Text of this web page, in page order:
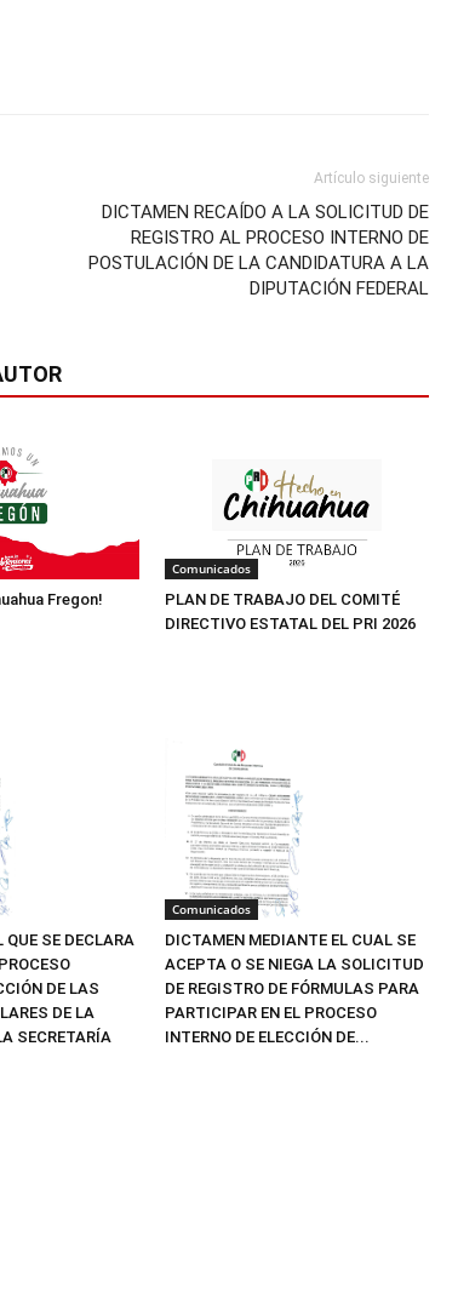
Artículo siguiente
DICTAMEN RECAÍDO A LA SOLICITUD DE
REGISTRO AL PROCESO INTERNO DE
POSTULACIÓN DE LA CANDIDATURA A LA
DIPUTACIÓN FEDERAL
Fregon!
Comunicados
PLAN DE TRABAJO DEL COMITÉ
DIRECTIVO ESTATAL DEL PRI 2026
QUE SE DECLARA
DE LAS
DE LA
SECRETARÍA
Comunicados
DICTAMEN MEDIANTE EL CUAL SE
ACEPTA O SE NIEGA LA SOLICITUD
DE REGISTRO DE FÓRMULAS PARA
PARTICIPAR EN EL PROCESO
INTERNO DE ELECCIÓN DE...